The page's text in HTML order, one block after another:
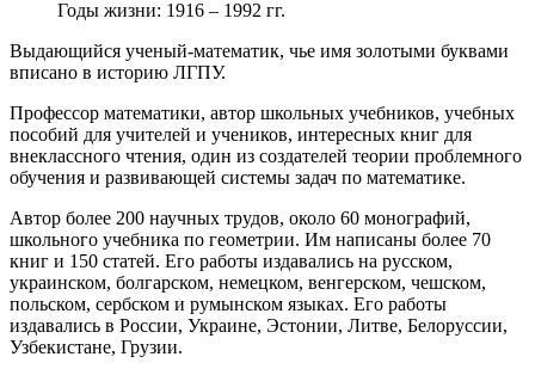
Годы жизни: 1916 – 1992 гг.
Выдающийся ученый-математик, чье имя золотыми буквами
вписано в историю ЛГПУ.
Профессор математики, автор школьных учебников, учебных
пособий для учителей и учеников, интересных книг для
внеклассного чтения, один из создателей теории проблемного
обучения и развивающей системы задач по математике.
Автор более 200 научных трудов, около 60 монографий,
школьного учебника по геометрии. Им написаны более 70
книг и 150 статей. Его работы издавались на русском,
украинском, болгарском, немецком, венгерском, чешском,
польском, сербском и румынском языках. Его работы
издавались в России, Украине, Эстонии, Литве, Белоруссии,
Узбекистане, Грузии.